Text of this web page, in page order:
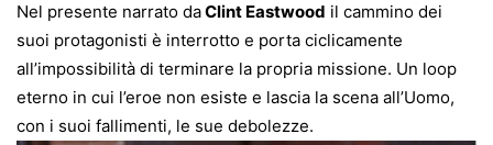
Nel presente narrato daClint Eastwood il cammino dei
suoi protagonisti è interrotto e porta ciclicamente
all’impossibilità di terminare la propria missione. Un loop
eterno in cui l’eroe non esiste e lascia la scena all’Uomo,
con i suoi fallimenti, le sue debolezze.